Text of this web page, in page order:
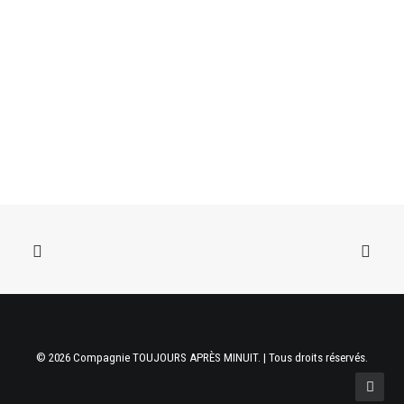
© 2026 Compagnie TOUJOURS APRÈS MINUIT. | Tous droits réservés.